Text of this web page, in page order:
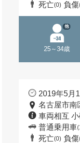
死亡(0) 負傷
25～34歳
他
2019年5月
名古屋市南
車両相互
普通乗用車
死亡(0) 負傷